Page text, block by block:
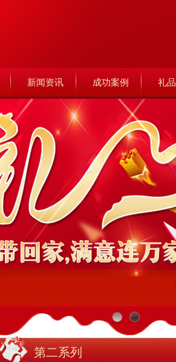
新闻资讯 成功案例 礼
第二系列